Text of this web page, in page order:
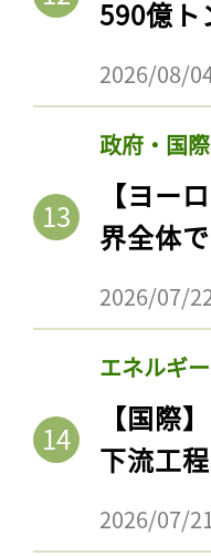
590億ト
2026/08/
政府・国
【ヨー
界全体
2026/07/
エネルギ
【国際
下流工
2026/07/